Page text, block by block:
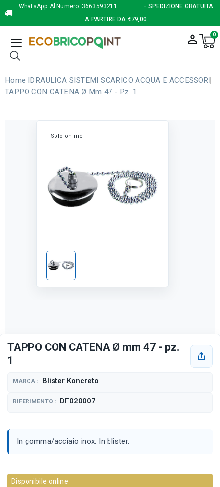
WhatsApp Al Numero: 3663593211
- SPEDIZIONE GRATUITA
A PARTIRE DA €79,00
person_outline 0
Home IDRAULICA SISTEMI SCARICO ACQUA E ACCESSORI
TAPPO CON CATENA Ø Mm 47 - Pz. 1
Solo online
TAPPO CON CATENA Ø mm 47 - pz.
1
MARCA : Blister Koncreto
RIFERIMENTO : DF020007
In gomma/acciaio inox. In blister.
Disponibile online